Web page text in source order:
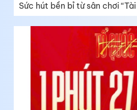
Sức hút bền bỉ từ sân chơi